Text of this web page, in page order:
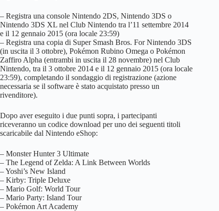
– Registra una console Nintendo 2DS, Nintendo 3DS o
Nintendo 3DS XL nel Club Nintendo tra l’11 settembre 2014
e il 12 gennaio 2015 (ora locale 23:59)
– Registra una copia di Super Smash Bros. For Nintendo 3DS
(in uscita il 3 ottobre), Pokémon Rubino Omega o Pokémon
Zaffiro Alpha (entrambi in uscita il 28 novembre) nel Club
Nintendo, tra il 3 ottobre 2014 e il 12 gennaio 2015 (ora locale
23:59), completando il sondaggio di registrazione (azione
necessaria se il software è stato acquistato presso un
rivenditore).
Dopo aver eseguito i due punti sopra, i partecipanti
riceveranno un codice download per uno dei seguenti titoli
scaricabile dal Nintendo eShop:
– Monster Hunter 3 Ultimate
– The Legend of Zelda: A Link Between Worlds
– Yoshi’s New Island
– Kirby: Triple Deluxe
– Mario Golf: World Tour
– Mario Party: Island Tour
– Pokémon Art Academy